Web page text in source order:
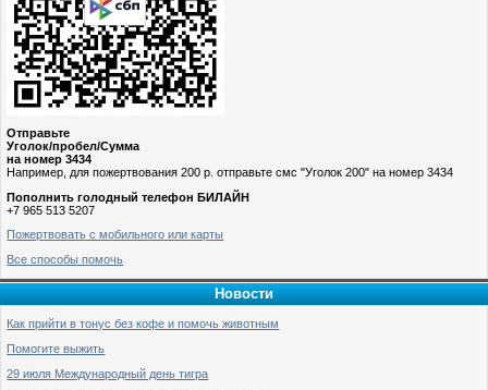
Отправьте
Уголок/пробел/Сумма
на номер 3434
Например, для пожертвования 200 р. отправьте смс "Уголок 200" на номер 3434
Пополнить голодный телефон БИЛАЙН
+7 965 513 5207
Пожертвовать с мобильного или карты
Все способы помочь
Новости
Как прийти в тонус без кофе и помочь животным
Помогите выжить
29 июля Международный день тигра